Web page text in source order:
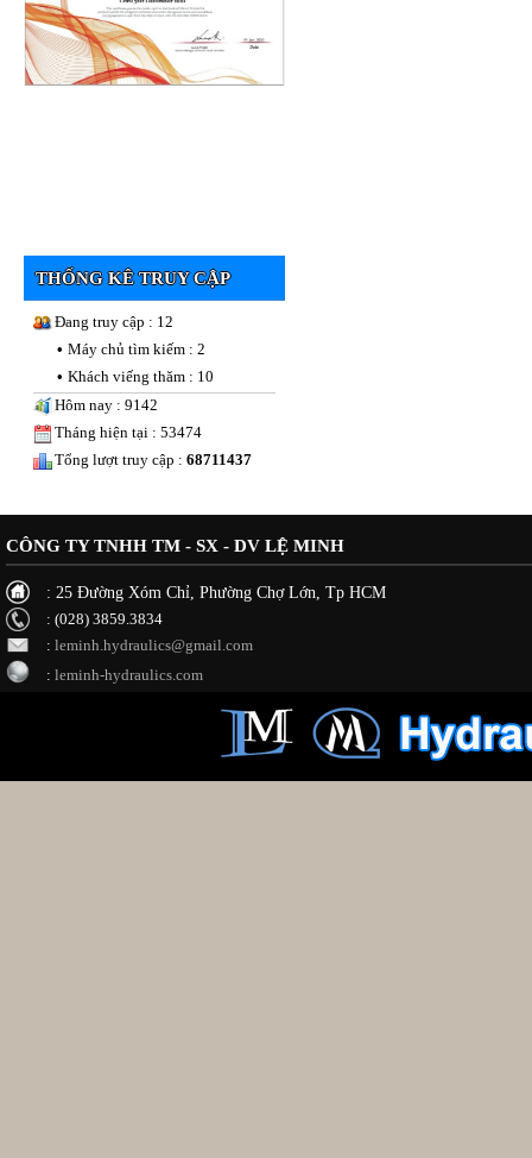
THỐNG KÊ TRUY CẬP
Đang truy cập : 12
• Máy chủ tìm kiếm : 2
• Khách viếng thăm : 10
Hôm nay : 9142
Tháng hiện tại : 53474
Tổng lượt truy cập : 68711437
CÔNG TY TNHH TM - SX - DV LỆ MINH
: 25 Đường Xóm Chỉ, Phường Chợ Lớn, Tp HCM
: (028) 3859.3834
: leminh.hydraulics@gmail.com
: leminh-hydraulics.com